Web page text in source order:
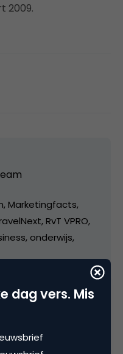
2009.
Marketingfacts,
RvT VPRO,
onderwijs,
dag vers. Mis